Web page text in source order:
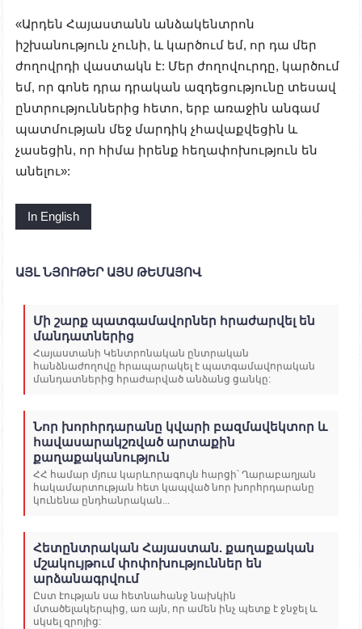
«Արդեն Հայաստանն անձակենտրոն
իշխանություն չունի, և կարծում եմ, որ դա մեր
ժողովրդի վաստակն է: Մեր ժողովուրդը, կարծում
եմ, որ գոնե դրա դրական ազդեցությունը տեսավ
ընտրություններից հետո, երբ առաջին անգամ
պատմության մեջ մարդիկ չհավաքվեցին և
չասեցին, որ հիմա իրենք հեղափոխություն են
անելու»:
In English
ԱՅԼ ՆՅՈՒԹԵՐ ԱՅՍ ԹԵՄԱՅՈՎ
Մի շարք պատգամավորներ հրաժարվել են
մանդատներից
Հայաստանի Կենտրոնական ընտրական
հանձնաժողովը հրապարակել է պատգամավորական
մանդատներից հրաժարված անձանց ցանկը:
Նոր խորհրդարանը կվարի բազմավեկտոր և
հավասարակշռված արտաքին
քաղաքականություն
ՀՀ համար մյուս կարևորագույն հարցի՝ Ղարաբաղյան
հակամարտության հետ կապված նոր խորհրդարանը
կունենա ընդհանրական...
Հետընտրական Հայաստան. քաղաքական
մշակույթում փոփոխություններ են
արձանագրվում
Ըստ էության սա հետնահանջ նախկին
մտածելակերպից, առ այն, որ ամեն ինչ պետք է ջնջել և
սկսել զրոյից: